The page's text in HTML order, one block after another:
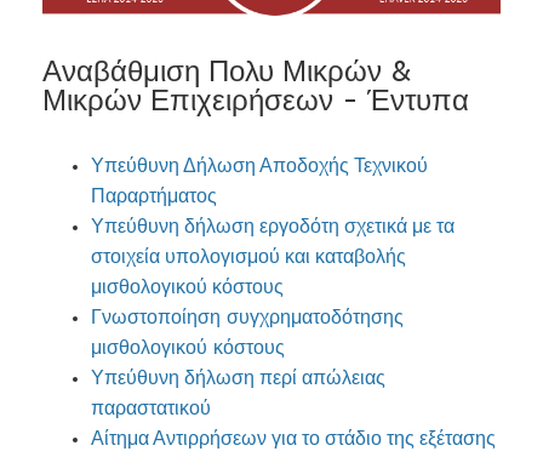
Αναβάθμιση Πολυ Μικρών &
Μικρών Επιχειρήσεων - Έντυπα
Υπεύθυνη Δήλωση Αποδοχής Τεχνικού
Παραρτήματος
Υπεύθυνη δήλωση εργοδότη σχετικά με τα
στοιχεία υπολογισμού και καταβολής
μισθολογικού κόστους
Γνωστοποίηση συγχρηματοδότησης
μισθολογικού κόστους
Υπεύθυνη δήλωση περί απώλειας
παραστατικού
Αίτημα Αντιρρήσεων για το στάδιο της εξέτασης